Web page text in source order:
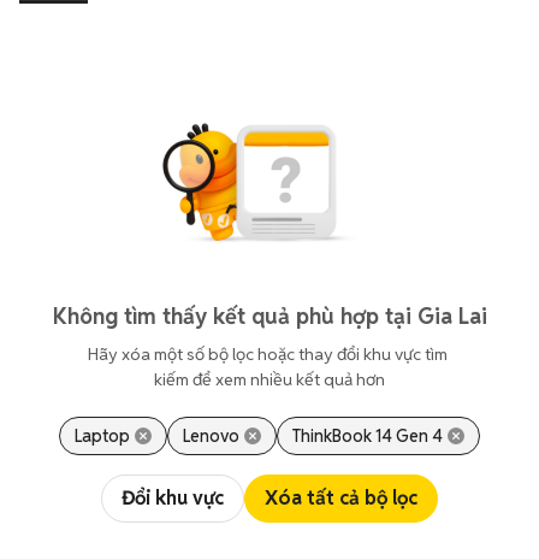
Không tìm thấy kết quả phù hợp tại Gia Lai
Hãy xóa một số bộ lọc hoặc thay đổi khu vực tìm
kiếm để xem nhiều kết quả hơn
Laptop Lenovo ThinkBook 14 Gen 4
Đổi khu vực Xóa tất cả bộ lọc